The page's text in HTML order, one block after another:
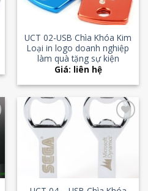
UCT 02-USB Chìa Khóa Kim
Loại in logo doanh nghiệp
làm quà tặng sự kiện
Giá: liên hệ
Add to
Wishlist